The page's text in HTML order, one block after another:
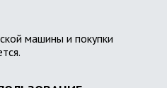
машины и покупки